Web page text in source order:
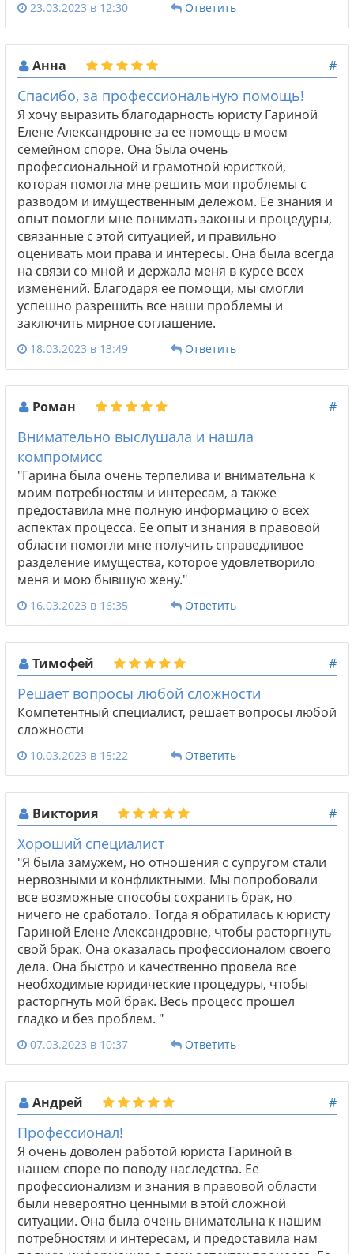
23.03.2023 в 12:30 Ответить
Анна #
Спасибо, за профессиональную помощь!
Я хочу выразить благодарность юристу Гариной
Елене Александровне за ее помощь в моем
семейном споре. Она была очень
профессиональной и грамотной юристкой,
которая помогла мне решить мои проблемы с
разводом и имущественным дележом. Ее знания и
опыт помогли мне понимать законы и процедуры,
связанные с этой ситуацией, и правильно
оценивать мои права и интересы. Она была всегда
на связи со мной и держала меня в курсе всех
изменений. Благодаря ее помощи, мы смогли
успешно разрешить все наши проблемы и
заключить мирное соглашение.
18.03.2023 в 13:49 Ответить
Роман #
Внимательно выслушала и нашла
компромисс
"Гарина была очень терпелива и внимательна к
моим потребностям и интересам, а также
предоставила мне полную информацию о всех
аспектах процесса. Ее опыт и знания в правовой
области помогли мне получить справедливое
разделение имущества, которое удовлетворило
меня и мою бывшую жену."
16.03.2023 в 16:35 Ответить
Тимофей #
Решает вопросы любой сложности
Компетентный специалист, решает вопросы любой
сложности
10.03.2023 в 15:22 Ответить
Виктория #
Хороший специалист
"Я была замужем, но отношения с супругом стали
нервозными и конфликтными. Мы попробовали
все возможные способы сохранить брак, но
ничего не сработало. Тогда я обратилась к юристу
Гариной Елене Александровне, чтобы расторгнуть
свой брак. Она оказалась профессионалом своего
дела. Она быстро и качественно провела все
необходимые юридические процедуры, чтобы
расторгнуть мой брак. Весь процесс прошел
гладко и без проблем. "
07.03.2023 в 10:37 Ответить
Андрей #
Профессионал!
Я очень доволен работой юриста Гариной в
нашем споре по поводу наследства. Ее
профессионализм и знания в правовой области
были невероятно ценными в этой сложной
ситуации. Она была очень внимательна к нашим
потребностям и интересам, и предоставила нам